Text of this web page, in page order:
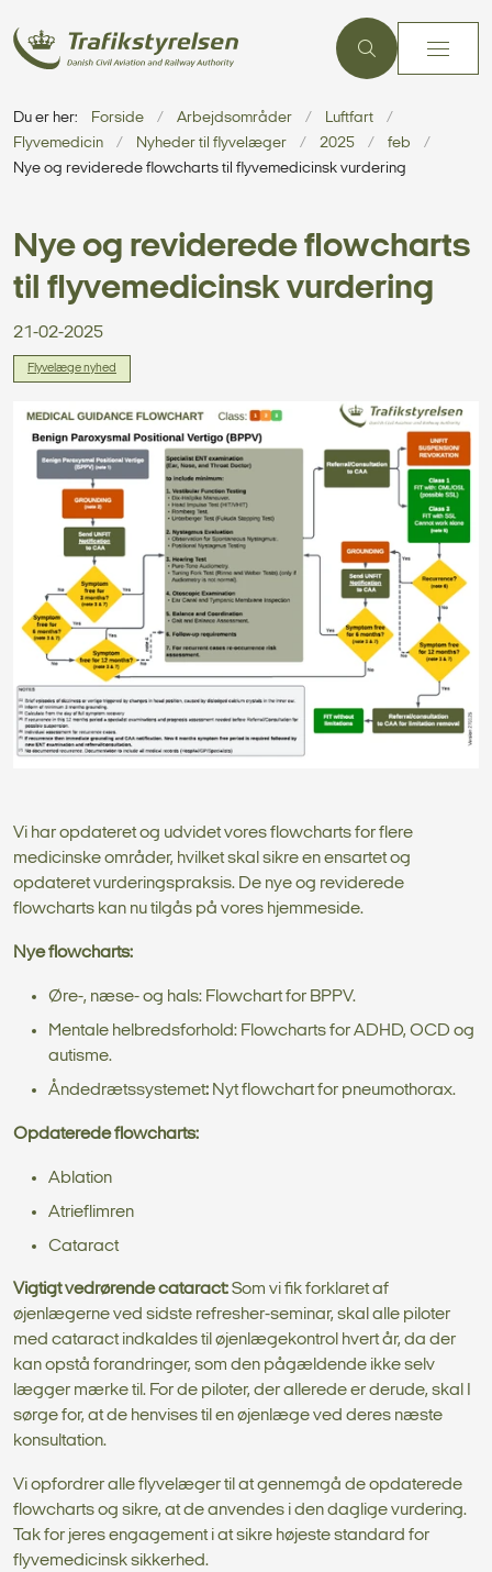
Du er her: Forside Arbejdsområder
Luftfart
Flyvemedicin
Nyheder til flyvelæger 2025
feb
Nye og reviderede flowcharts til flyvemedicinsk vurdering
Nye og reviderede flowcharts
til flyvemedicinsk vurdering
21-02-2025
Flyvelæge nyhed
Vi har opdateret og udvidet vores flowcharts for flere
medicinske områder, hvilket skal sikre en ensartet og
opdateret vurderingspraksis. De nye og reviderede
flowcharts kan nu tilgås på vores hjemmeside.
Nye flowcharts:
Øre-, næse- og hals: Flowchart for BPPV.
Mentale helbredsforhold: Flowcharts for ADHD, OCD og
autisme.
Åndedrætssystemet: Nyt flowchart for pneumothorax.
Opdaterede flowcharts:
Ablation
Atrieflimren
Cataract
Vigtigt vedrørende cataract:Som vi fik forklaret af
øjenlægerne ved sidste refresher-seminar, skal alle piloter
med cataract indkaldes til øjenlægekontrol hvert år, da der
kan opstå forandringer, som den pågældende ikke selv
lægger mærke til. For de piloter, der allerede er derude, skal I
sørge for, at de henvises til en øjenlæge ved deres næste
konsultation.
Vi opfordrer alle flyvelæger til at gennemgå de opdaterede
flowcharts og sikre, at de anvendes i den daglige vurdering.
Tak for jeres engagement i at sikre højeste standard for
flyvemedicinsk sikkerhed.